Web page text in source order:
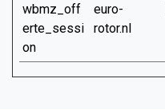
wbmz_off
erte_sessi
on
euro-
rotor.nl